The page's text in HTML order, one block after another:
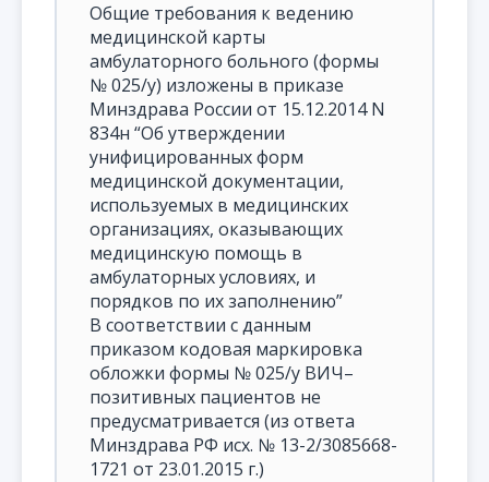
Общие требования к ведению
медицинской карты
амбулаторного больного (формы
№ 025/у) изложены в приказе
Минздрава России от 15.12.2014 N
834н “Об утверждении
унифицированных форм
медицинской документации,
используемых в медицинских
организациях, оказывающих
медицинскую помощь в
амбулаторных условиях, и
порядков по их заполнению”
В соответствии с данным
приказом кодовая маркировка
обложки формы № 025/у ВИЧ–
позитивных пациентов не
предусматривается (из ответа
Минздрава РФ исх. № 13-2/3085668-
1721 от 23.01.2015 г.)